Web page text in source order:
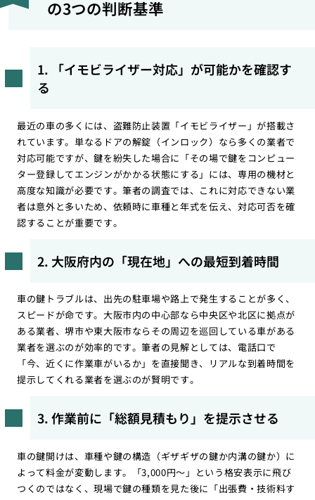
の3つの判断基準
1. 「イモビライザー対応」が可能かを確認す
る
最近の車の多くには、盗難防止装置「イモビライザー」が搭載さ
れています。単なるドアの解錠（インロック）なら多くの業者で
対応可能ですが、鍵を紛失した場合に「その場で鍵をコンピュー
ター登録してエンジンがかかる状態にする」には、専用の機材と
高度な知識が必要です。筆者の調査では、これに対応できない業
者は意外と多いため、依頼時に車種と年式を伝え、対応可否を確
認することが重要です。
2. 大阪府内の「現在地」への最短到着時間
車の鍵トラブルは、出先の駐車場や路上で発生することが多く、
スピードが命です。大阪市内の中心部なら中央区や北区に拠点が
ある業者、堺市や東大阪市ならその周辺を巡回している車がある
業者を選ぶのが効率的です。筆者の見解としては、電話口で
「今、近くに作業車がいるか」を直接聞き、リアルな到着時間を
提示してくれる業者を選ぶのが賢明です。
3. 作業前に「総額見積もり」を提示させる
車の鍵開けは、車種や鍵の構造（ギザギザの鍵か内溝の鍵か）に
よって料金が変動します。「3,000円〜」という格安表示に飛び
つくのではなく、現場で鍵の種類を見た後に「出張費・技術料す